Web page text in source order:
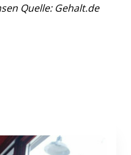
Quelle: Gehalt.de